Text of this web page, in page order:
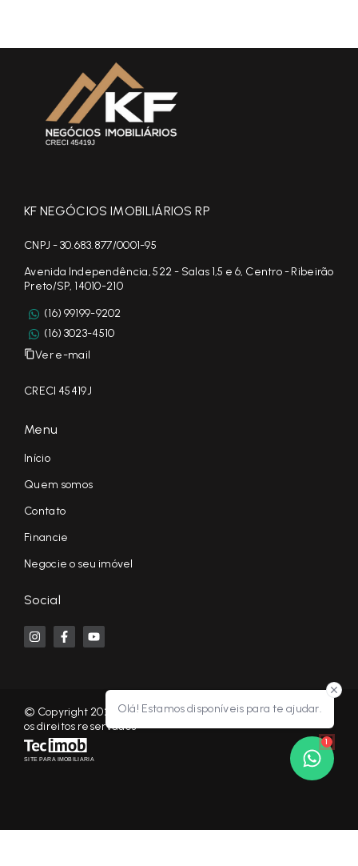
Olá! Estamos disponíveis para te ajudar.
1
KF NEGÓCIOS IMOBILIÁRIOS RP
CNPJ - 30.683.877/0001-95
Avenida Independência, 522 - Salas 1,5 e 6, Centro - Ribeirão
Preto/SP, 14010-210
(16) 99199-9202
(16) 3023-4510
Ver e-mail
CRECI 45419J
Menu
Início
Quem somos
Contato
Financie
Negocie o seu imóvel
Social
© Copyright 2026 - KF NEGÓCIOS IMOBILIÁRIOS RP - Todos
os direitos reservados
SITE PARA IMOBILIARIA